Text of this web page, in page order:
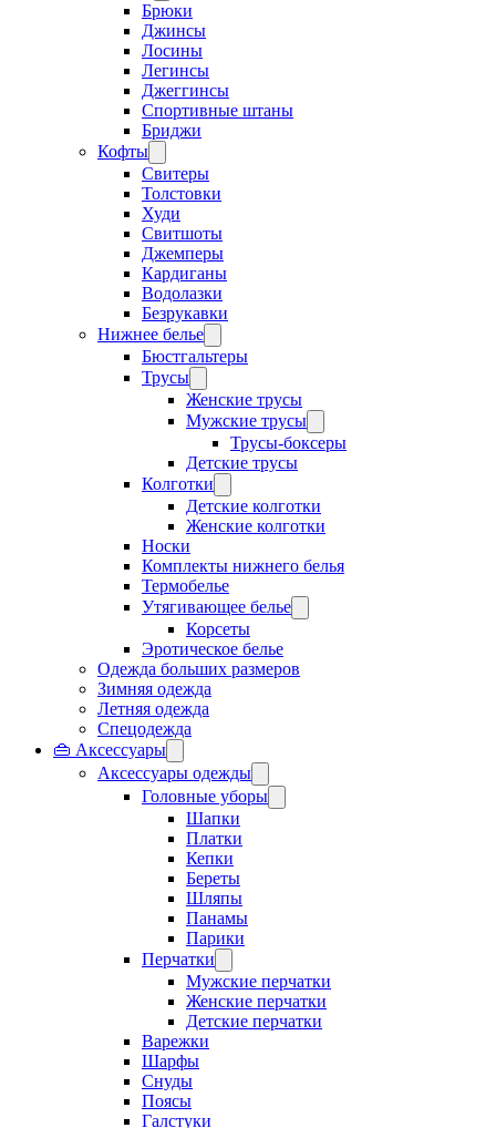
Брюки
Джинсы
Лосины
Легинсы
Джеггинсы
Спортивные штаны
Бриджи
Кофты
Свитеры
Толстовки
Худи
Свитшоты
Джемперы
Кардиганы
Водолазки
Безрукавки
Нижнее белье
Бюстгальтеры
Трусы
Женские трусы
Мужские трусы
Трусы-боксеры
Детские трусы
Колготки
Детские колготки
Женские колготки
Носки
Комплекты нижнего белья
Термобелье
Утягивающее белье
Корсеты
Эротическое белье
Одежда больших размеров
Зимняя одежда
Летняя одежда
Спецодежда
👜 Аксессуары
Аксессуары одежды
Головные уборы
Шапки
Платки
Кепки
Береты
Шляпы
Панамы
Парики
Перчатки
Мужские перчатки
Женские перчатки
Детские перчатки
Варежки
Шарфы
Снуды
Поясы
Галстуки